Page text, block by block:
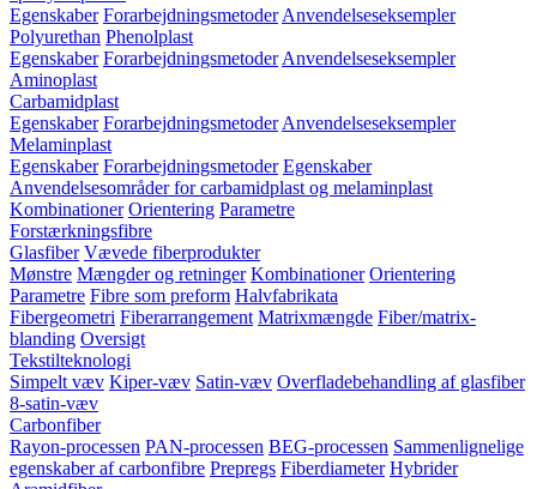
Egenskaber Forarbejdningsmetoder Anvendelseseksempler
Polyurethan Phenolplast
Egenskaber Forarbejdningsmetoder Anvendelseseksempler
Aminoplast
Carbamidplast
Egenskaber Forarbejdningsmetoder Anvendelseseksempler
Melaminplast
Egenskaber Forarbejdningsmetoder Egenskaber
Anvendelsesområder for carbamidplast og melaminplast
Kombinationer Orientering Parametre
Forstærkningsfibre
Glasfiber Vævede fiberprodukter
Mønstre Mængder og retninger Kombinationer Orientering
Parametre Fibre som preform Halvfabrikata
Fibergeometri Fiberarrangement Matrixmængde Fiber/matrix-
blanding Oversigt
Tekstilteknologi
Simpelt væv Kiper-væv Satin-væv Overfladebehandling af glasfiber
8-satin-væv
Carbonfiber
Rayon-processen PAN-processen BEG-processen Sammenlignelige
egenskaber af carbonfibre Prepregs Fiberdiameter Hybrider